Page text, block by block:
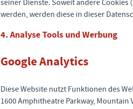
seiner Dienste. Soweit andere Cookies
werden, werden diese in dieser
4. Analyse Tools und Werbung
Google Analytics
Diese Website nutzt Funktionen des
1600 Amphitheatre Parkway, Mountain